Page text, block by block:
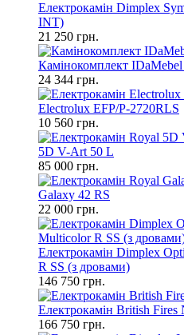
Електрокамін Dimplex
INT)
21 250 грн.
Камінокомплект
24 344 грн.
Electrolux EFP/P-2720RLS
10 560 грн.
5D V-Art 50 L
85 000 грн.
Galaxy 42 RS
22 000 грн.
Електрокамін Dimplex
R SS (з дровами)
146 750 грн.
Електрокамін British
166 750 грн.